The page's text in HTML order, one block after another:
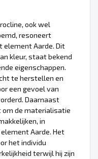
ook wel
resoneert
element Aarde. Dit
kleur, staat bekend
eigenschappen.
te herstellen en
een gevoel van
Daarnaast
om de materialisatie
in
Aarde. Het
het individu
terwijl hij zijn